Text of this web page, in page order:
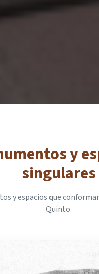
y
singulares
y espacios que
Quinto.